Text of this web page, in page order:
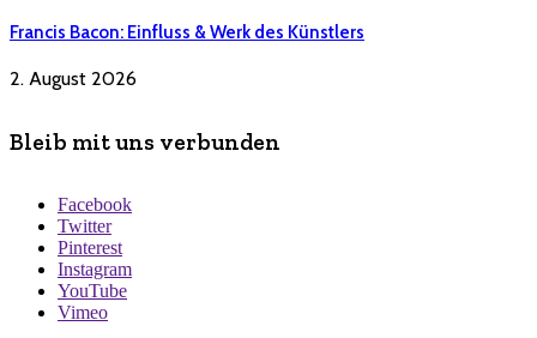
Francis Bacon: Einfluss & Werk des Künstlers
2. August 2026
Bleib mit uns verbunden
Facebook
Twitter
Pinterest
Instagram
YouTube
Vimeo